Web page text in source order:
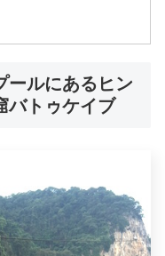
ルにあるヒン
バトゥケイブ